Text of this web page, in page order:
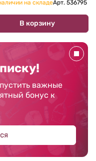
на складеАрт. 536795
В корзину
важные
бонус к